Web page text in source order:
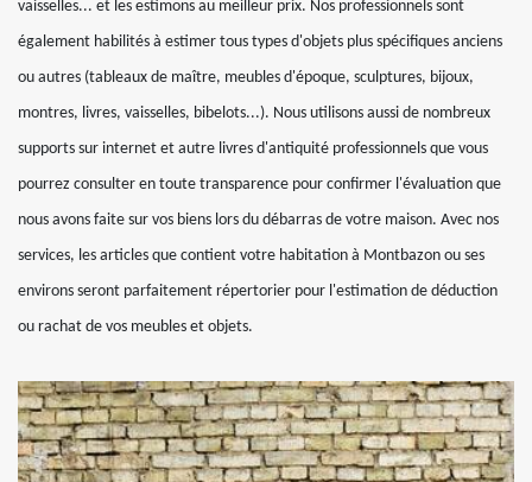
vaisselles... et les estimons au meilleur prix. Nos professionnels sont
également habilités à estimer tous types d'objets plus spécifiques anciens
ou autres (tableaux de maître, meubles d'époque, sculptures, bijoux,
montres, livres, vaisselles, bibelots...). Nous utilisons aussi de nombreux
supports sur internet et autre livres d'antiquité professionnels que vous
pourrez consulter en toute transparence pour confirmer l'évaluation que
nous avons faite sur vos biens lors du débarras de votre maison. Avec nos
services, les articles que contient votre habitation à Montbazon ou ses
environs seront parfaitement répertorier pour l'estimation de déduction
ou rachat de vos meubles et objets.